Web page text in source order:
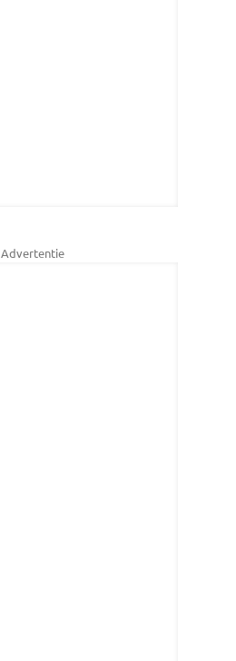
Advertentie